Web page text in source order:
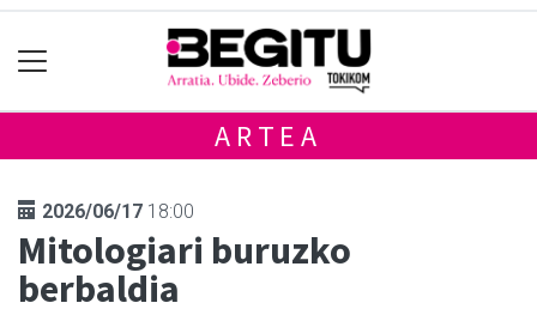
ARTEA
2026/06/17 18:00
Mitologiari buruzko
berbaldia